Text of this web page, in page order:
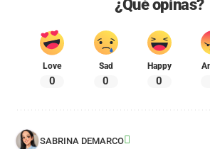
¿Qué opinas?
Love
0
Sad
0
Happy
0
SABRINA DEMARCO